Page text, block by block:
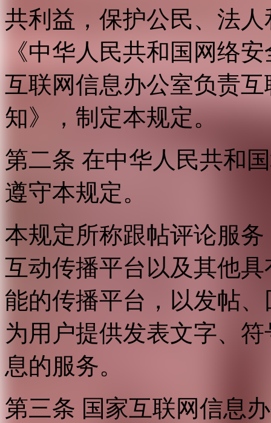
共利益，保护公民、法
《中华人民共和国网络
互联网信息办公室负责
知》，制定本规定。
第二条 在中华人民共和
遵守本规定。
本规定所称跟帖评论服
互动传播平台以及其他
能的传播平台，以发帖
为用户提供发表文字、
息的服务。
第三条 国家互联网信息